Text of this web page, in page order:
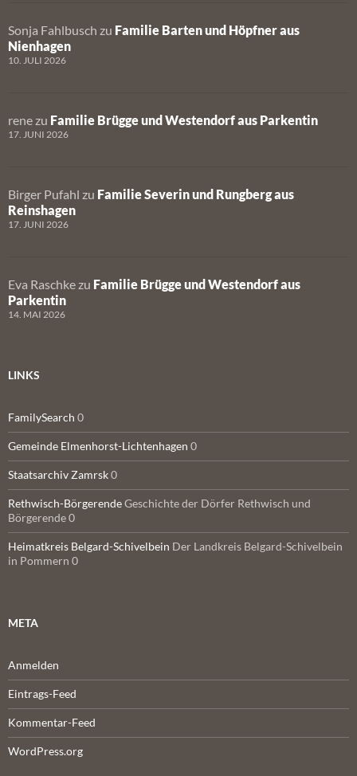
Sonja Fahlbusch zu Familie Barten und Höpfner aus
Nienhagen
10. JULI 2026
rene zu Familie Brügge und Westendorf aus Parkentin
17. JUNI 2026
Birger Pufahl zu Familie Severin und Rungberg aus
Reinshagen
17. JUNI 2026
Eva Raschke zu Familie Brügge und Westendorf aus
Parkentin
14. MAI 2026
LINKS
FamilySearch 0
Gemeinde Elmenhorst-Lichtenhagen 0
Staatsarchiv Zamrsk0
Rethwisch-BörgerendeGeschichte der Dörfer Rethwisch und
Börgerende 0
Heimatkreis Belgard-Schivelbein Der Landkreis Belgard-Schivelbein
in Pommern 0
META
Anmelden
Eintrags-Feed
Kommentar-Feed
WordPress.org